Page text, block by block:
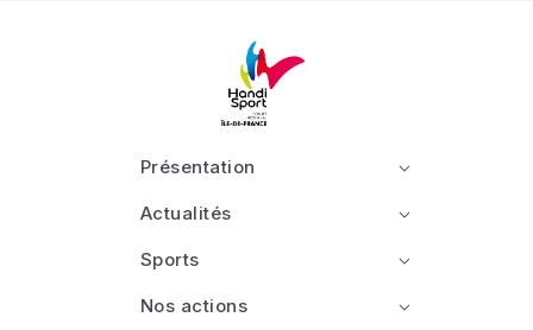
Présentation
Actualités
Sports
Nos actions